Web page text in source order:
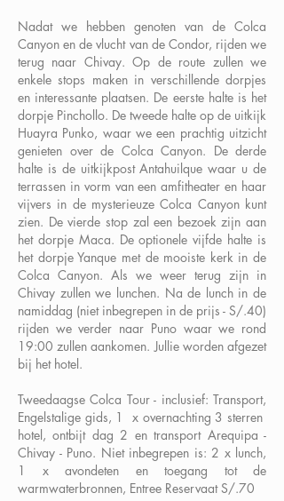
Nadat we hebben genoten van de Colca
Canyon en de vlucht van de Condor, rijden we
terug naar Chivay. Op de route zullen we
enkele stops maken in verschillende dorpjes
en interessante plaatsen. De eerste halte is het
dorpje Pinchollo. De tweede halte op de uitkijk
Huayra Punko, waar we een prachtig uitzicht
genieten over de Colca Canyon. De derde
halte is de uitkijkpost Antahuilque waar u de
terrassen in vorm van een amfitheater en haar
vijvers in de mysterieuze Colca Canyon kunt
zien. De vierde stop zal een bezoek zijn aan
het dorpje Maca. De optionele vijfde halte is
het dorpje Yanque met de mooiste kerk in de
Colca Canyon. Als we weer terug zijn in
Chivay zullen we lunchen. Na de lunch in de
namiddag (niet inbegrepen in de prijs - S/.40)
rijden we verder naar Puno waar we rond
19:00 zullen aankomen. Jullie worden afgezet
bij het hotel.
Tweedaagse Colca Tour - inclusief: Transport,
Engelstalige gids, 1 x overnachting 3 sterren
hotel, ontbijt dag 2 en transport Arequipa -
Chivay - Puno. Niet inbegrepen is: 2 x lunch,
1 x avondeten en toegang tot de
warmwaterbronnen, Entree Reservaat S/.70